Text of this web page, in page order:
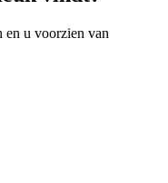
en u voorzien van